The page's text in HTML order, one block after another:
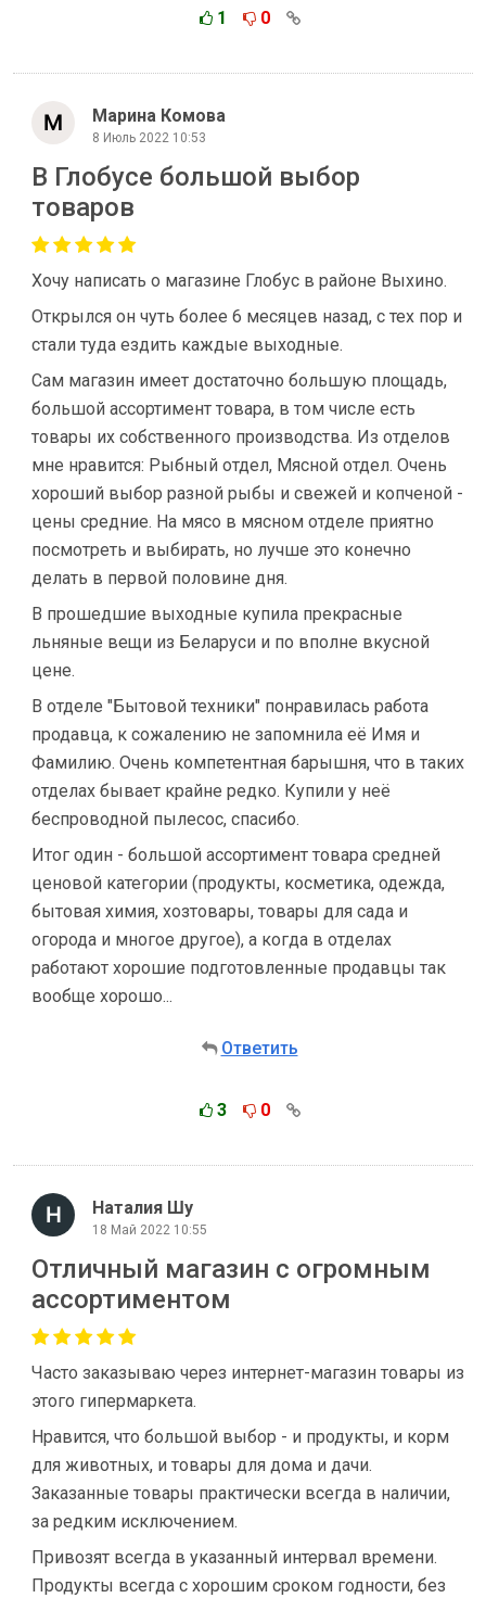
1 0
Марина Комова
8 Июль 2022 10:53
В Глобусе большой выбор
товаров
Хочу написать о магазине Глобус в районе Выхино.
Открылся он чуть более 6 месяцев назад, с тех пор и
стали туда ездить каждые выходные.
Сам магазин имеет достаточно большую площадь,
большой ассортимент товара, в том числе есть
товары их собственного производства. Из отделов
мне нравится: Рыбный отдел, Мясной отдел. Очень
хороший выбор разной рыбы и свежей и копченой -
цены средние. На мясо в мясном отделе приятно
посмотреть и выбирать, но лучше это конечно
делать в первой половине дня.
В прошедшие выходные купила прекрасные
льняные вещи из Беларуси и по вполне вкусной
цене.
В отделе "Бытовой техники" понравилась работа
продавца, к сожалению не запомнила её Имя и
Фамилию. Очень компетентная барышня, что в таких
отделах бывает крайне редко. Купили у неё
беспроводной пылесос, спасибо.
Итог один - большой ассортимент товара средней
ценовой категории (продукты, косметика, одежда,
бытовая химия, хозтовары, товары для сада и
огорода и многое другое), а когда в отделах
работают хорошие подготовленные продавцы так
вообще хорошо...
Ответить
3 0
Наталия Шу
18 Май 2022 10:55
Отличный магазин с огромным
ассортиментом
Часто заказываю через интернет-магазин товары из
этого гипермаркета.
Нравится, что большой выбор - и продукты, и корм
для животных, и товары для дома и дачи.
Заказанные товары практически всегда в наличии,
за редким исключением.
Привозят всегда в указанный интервал времени.
Продукты всегда с хорошим сроком годности, без